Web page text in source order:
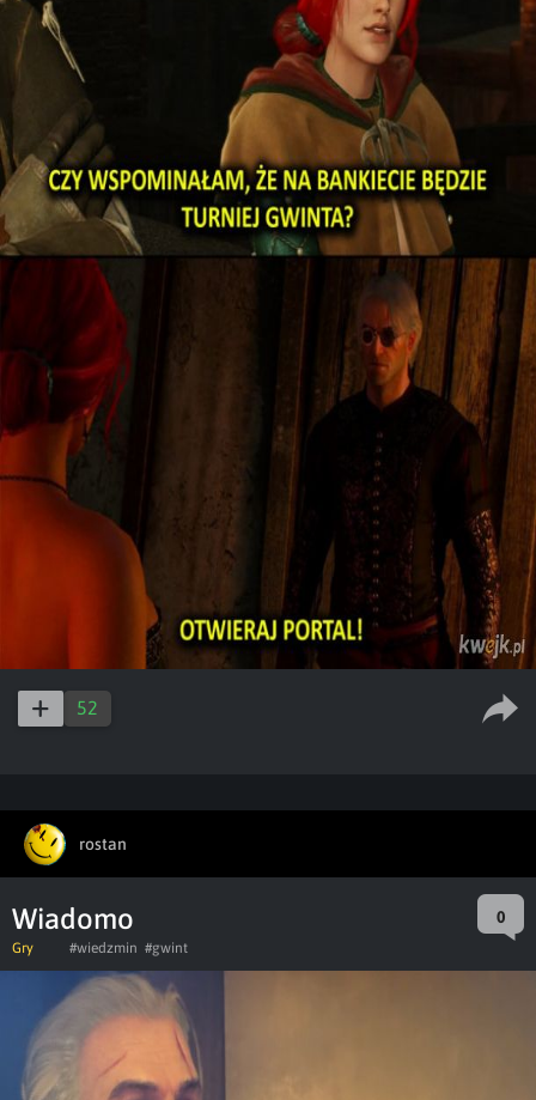
52
rostan
Wiadomo 0
Gry #wiedzmin #gwint